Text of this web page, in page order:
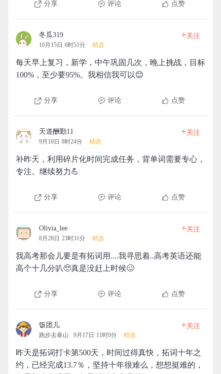
分享 评论 点赞
冬瓜319
10月15日 6时51分 精选
+关注
每天早上复习，新学，中午巩固几次，晚上挑战，目标
100%，至少要95%。我相信我可以😊
分享 评论 点赞
天道酬勤11
9月10日 8时24分 精选
+关注
补昨天，利用碎片化时间完成任务，背单词需要专心，
专注。继续努力💪
分享 评论 点赞
Olivia_lee
8月28日 23时31分 精选
+关注
我高考那会儿要是有拓词用....我寻思着..高考英语还能
高个十几分叭🥺真是没赶上时候🥴
分享 评论 点赞
饭团儿
跑步去泰山 9月17日 11时0分 精选
+关注
昨天是拓词打卡第500天，时间过得真快，拓词十年之
约，已经完成13.7％，坚持十年很难么，想想挺难的，